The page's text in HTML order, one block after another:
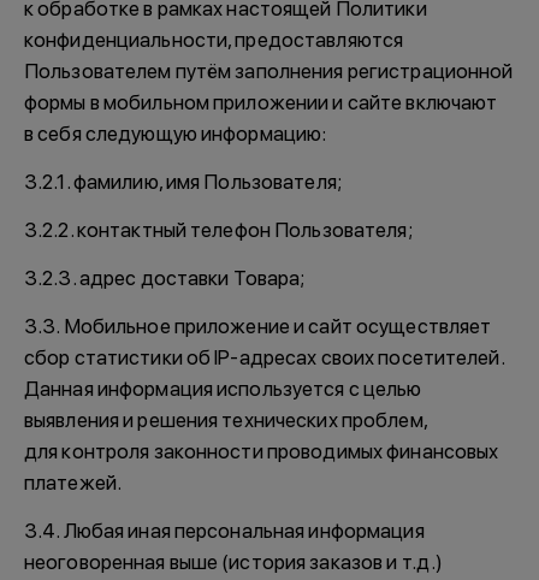
к обработке в рамках настоящей Политики
конфиденциальности, предоставляются
Пользователем путём заполнения регистрационной
формы в мобильном приложении и сайте включают
в себя следующую информацию:
3.2.1. фамилию, имя Пользователя;
3.2.2. контактный телефон Пользователя;
3.2.3. адрес доставки Товара;
3.3. Мобильное приложение и сайт осуществляет
сбор статистики об IP-адресах своих посетителей.
Данная информация используется с целью
выявления и решения технических проблем,
для контроля законности проводимых финансовых
платежей.
3.4. Любая иная персональная информация
неоговоренная выше (история заказов и т.д.)